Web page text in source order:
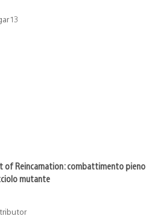
13
of Reincarnation: combattimento pieno
mutante